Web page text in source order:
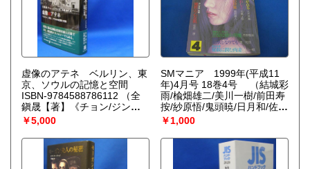
虚像のアテネ ベルリン、東
京、ソウルの記憶と空間
ISBN-9784588786112
（全
鎭晟【著】《チョン/ジンソ
ン》/佐藤 静香【訳】）
￥5,000
SMマニア 1999年(平成11
年)4月号 18巻4号
（結城彩
雨/楡畑雄二/美川一樹/前田寿
按/紗原悟/鬼頭暁/日月和/佐川
竹美/五代友義/夜生奇久/芳野
眉美/山本タカト/羽鳥止愁/笠
間しろう/肩桐雅人/椋陽児/環
和羽/加藤かほる/佳奈淳/山本
太郎/姫神龍人/ほか）
￥1,000